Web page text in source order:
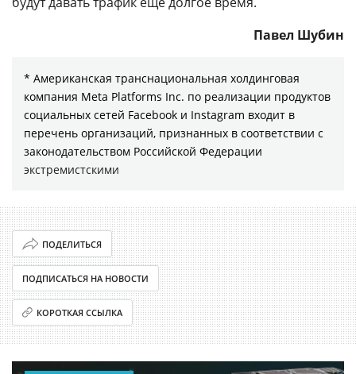
Павел Шубин
* Американская транснациональная холдинговая
компания Meta Platforms Inc. по реализации продуктов
социальных сетей Facebook и Instagram входит в
перечень организаций, признанных в соответствии с
законодательством Российской Федерации
экстремистскими
ПОДЕЛИТЬСЯ
ПОДПИСАТЬСЯ НА НОВОСТИ
КОРОТКАЯ ССЫЛКА